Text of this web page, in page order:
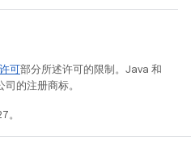
可部分所述许可的限制。Java 和
的注册商标。